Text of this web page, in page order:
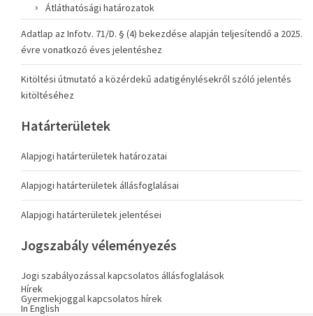
Átláthatósági határozatok
Adatlap az Infotv. 71/D. § (4) bekezdése alapján teljesítendő a 2025.
évre vonatkozó éves jelentéshez
Kitöltési útmutató a közérdekű adatigénylésekről szóló jelentés
kitöltéséhez
Határterületek
Alapjogi határterületek határozatai
Alapjogi határterületek állásfoglalásai
Alapjogi határterületek jelentései
Jogszabály véleményezés
Jogi szabályozással kapcsolatos állásfoglalások
Hírek
Gyermekjoggal kapcsolatos hírek
In English